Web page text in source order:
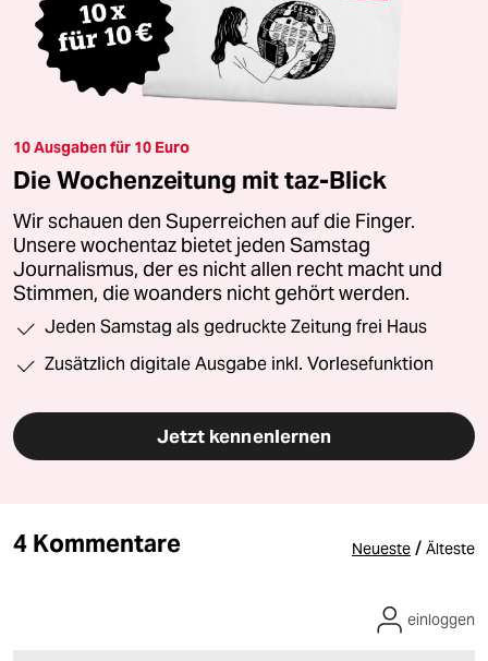
10 Ausgaben für 10 Euro
Die Wochenzeitung mit taz-Blick
Wir schauen den Superreichen auf die Finger.
Unsere wochentaz bietet jeden Samstag
Journalismus, der es nicht allen recht macht und
Stimmen, die woanders nicht gehört werden.
Jeden Samstag als gedruckte Zeitung frei Haus
Zusätzlich digitale Ausgabe inkl. Vorlesefunktion
Jetzt kennenlernen
4 Kommentare Neueste / Älteste
einloggen